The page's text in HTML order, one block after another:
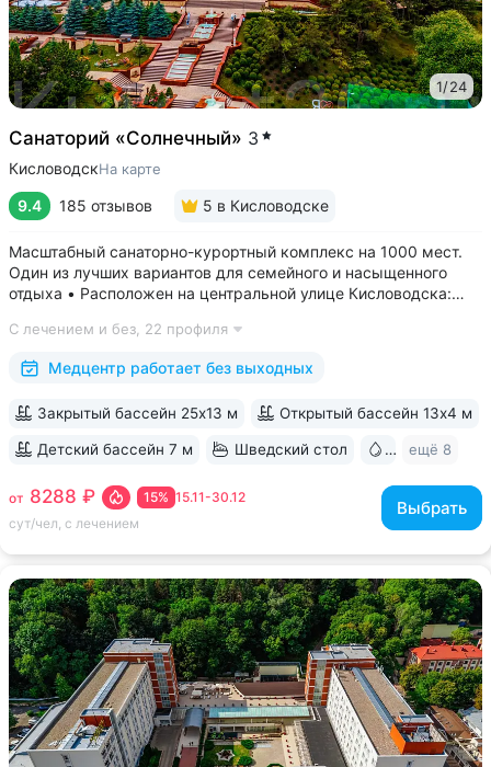
1/24
Санаторий «Солнечный» 3
КисловодскНа карте
9.4 185 отзывов 5 в Кисловодске
Масштабный санаторно-курортный комплекс на 1000 мест.
Один из лучших вариантов для семейного и насыщенного
отдыха • Расположен на центральной улице Кисловодска:
за 15 минут • Бесплатный трансфер до Курортного парка
и основных достопримечательностей...
С лечением и без, 22 профиля
Медцентр работает без выходных
15.11-30.12
15%
от 8288 ₽
сут/чел, с лечением
Выбрать
Закрытый бассейн 25х13 м Открытый бассейн 13x4 м
Детский бассейн 7 м Шведский стол Бювет
ещё 8